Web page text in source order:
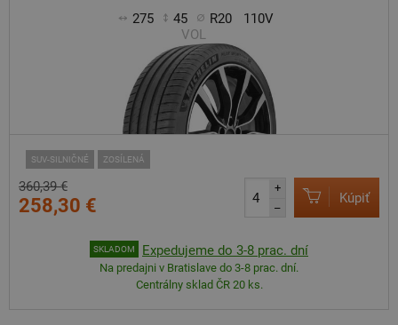
275 45 R20
110V
VOL
SUV-SILNIČNÉ ZOSÍLENÁ
360,39 €
258,30 €
+
–
Kúpiť
SKLADOM Expedujeme do 3-8 prac. dní
Na predajni v Bratislave do 3-8 prac. dní.
Centrálny sklad ČR 20 ks.